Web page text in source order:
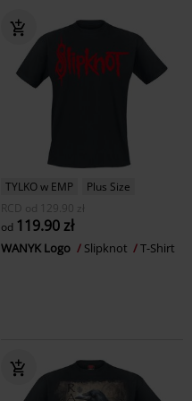
TYLKO w EMP
Plus Size
RCD
od 129.90 zł
od 119.90 zł
WANYK Logo Slipknot T-Shirt